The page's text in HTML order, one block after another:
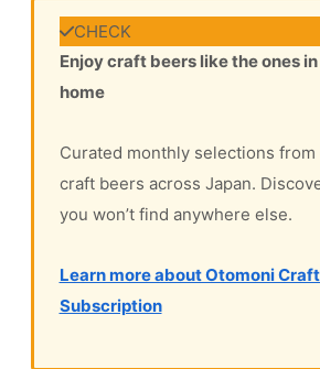
Enjoy craft beers like the ones
home
Curated monthly selections from
craft beers across Japan.
you won’t find anywhere else.
Learn more about Otomoni
Subscription